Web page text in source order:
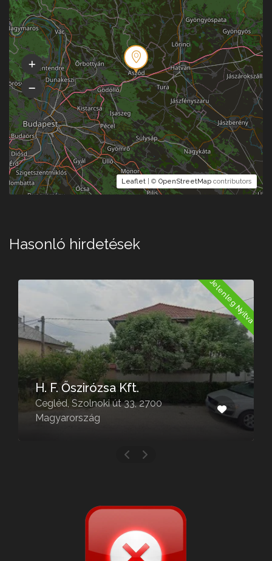
Leaflet | © OpenStreetMap contributors
Hasonló hirdetések
Jelenleg Nyitva
H. F. Őszirózsa Kft.
Cegléd, Szolnoki út 33, 2700
Magyarország